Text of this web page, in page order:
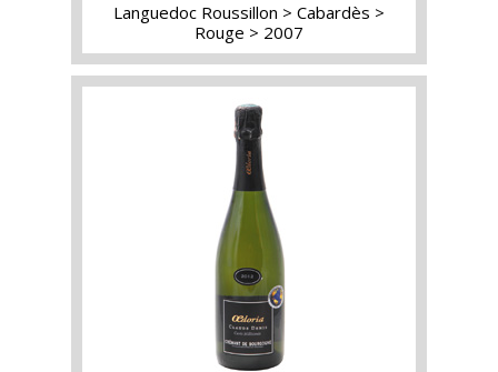
Languedoc Roussillon
Cabardès
Rouge
2007